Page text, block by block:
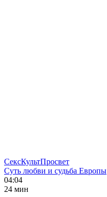
СексКультПросвет
Суть любви и судьба Европы
04:04
24 мин